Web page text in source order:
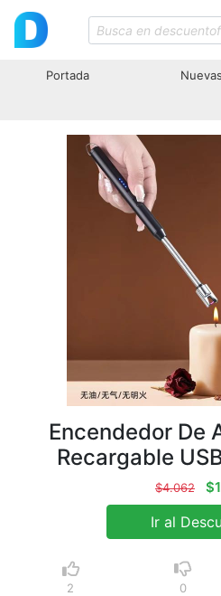
Portada Nuevas
Encendedor De
Recargable
$4.062
Ir al
2 0